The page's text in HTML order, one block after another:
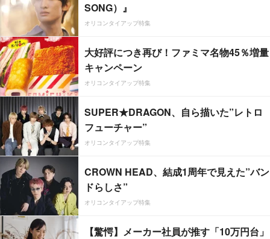
SONG）』
オリコンタイアップ特集
大好評につき再び！ファミマ名物45％増量
キャンペーン
オリコンタイアップ特集
SUPER★DRAGON、自ら描いた”レトロ
フューチャー”
オリコンタイアップ特集
CROWN HEAD、結成1周年で見えた”バン
ドらしさ”
オリコンタイアップ特集
【驚愕】メーカー社員が推す「10万円台」